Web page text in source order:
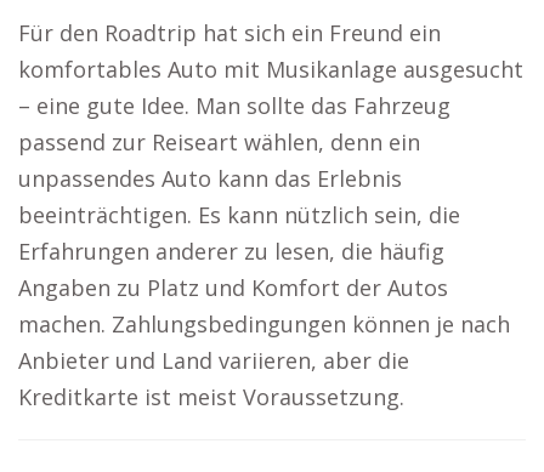
Für den Roadtrip hat sich ein Freund ein
komfortables Auto mit Musikanlage ausgesucht
– eine gute Idee. Man sollte das Fahrzeug
passend zur Reiseart wählen, denn ein
unpassendes Auto kann das Erlebnis
beeinträchtigen. Es kann nützlich sein, die
Erfahrungen anderer zu lesen, die häufig
Angaben zu Platz und Komfort der Autos
machen. Zahlungsbedingungen können je nach
Anbieter und Land variieren, aber die
Kreditkarte ist meist Voraussetzung.